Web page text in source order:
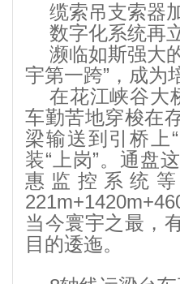
缆索吊支索器
数字化系统再
濒临如斯强大
宇第一跨”，成为
在花江峡谷大
车勤苦地穿梭在
梁输送到引桥上
装“上岗”。通盘
惠监控系统
当今寰宇之最，
目的逶迤。